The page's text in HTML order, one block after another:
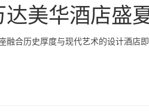
达美华酒店盛
融合历史厚度与现代艺术的设计酒店